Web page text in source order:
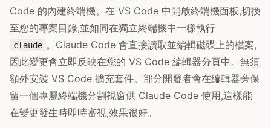
Code 的內建終端機。在 VS Code 中開啟終端機面板,切換
至您的專案目錄,並如同在獨立終端機中一樣執行
claude 。Claude Code 會直接讀取並編輯磁碟上的檔案,
因此變更會立即反映在您的 VS Code 編輯器分頁中。無須
額外安裝 VS Code 擴充套件。部分開發者會在編輯器旁保
留一個專屬終端機分割視窗供 Claude Code 使用,這樣能
在變更發生時即時審視,效果很好。